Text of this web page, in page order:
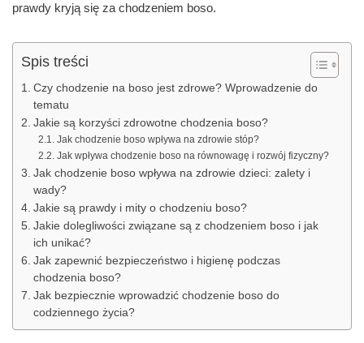
prawdy kryją się za chodzeniem boso.
Spis treści
Czy chodzenie na boso jest zdrowe? Wprowadzenie do
tematu
Jakie są korzyści zdrowotne chodzenia boso?
Jak chodzenie boso wpływa na zdrowie stóp?
Jak wpływa chodzenie boso na równowagę i rozwój fizyczny?
Jak chodzenie boso wpływa na zdrowie dzieci: zalety i
wady?
Jakie są prawdy i mity o chodzeniu boso?
Jakie dolegliwości związane są z chodzeniem boso i jak
ich unikać?
Jak zapewnić bezpieczeństwo i higienę podczas
chodzenia boso?
Jak bezpiecznie wprowadzić chodzenie boso do
codziennego życia?